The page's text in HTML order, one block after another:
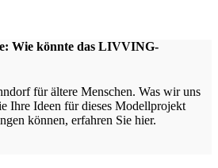
Wie könnte das LIVVING-
für ältere Menschen. Was wir uns
Ihre Ideen für dieses Modellprojekt
können, erfahren Sie hier.